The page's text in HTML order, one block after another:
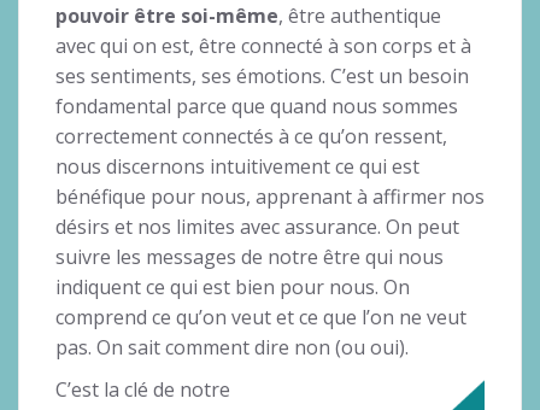
pouvoir être soi-même, être authentique
avec qui on est, être connecté à son corps et à
ses sentiments, ses émotions. C’est un besoin
fondamental parce que quand nous sommes
correctement connectés à ce qu’on ressent,
nous discernons intuitivement ce qui est
bénéfique pour nous, apprenant à affirmer nos
désirs et nos limites avec assurance. On peut
suivre les messages de notre être qui nous
indiquent ce qui est bien pour nous. On
comprend ce qu’on veut et ce que l’on ne veut
pas. On sait comment dire non (ou oui).
C’est la clé de notre